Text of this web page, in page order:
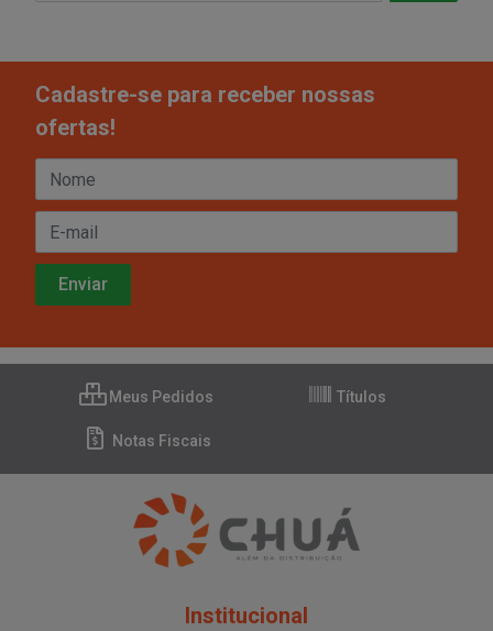
Cadastre-se para receber nossas
ofertas!
Meus Pedidos Títulos
Notas Fiscais
Institucional